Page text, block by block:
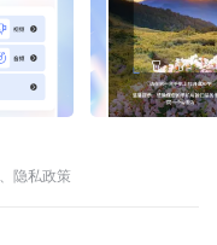
隐私政策